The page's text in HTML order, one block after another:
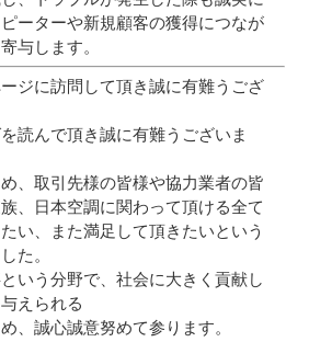
ピーターや新規顧客の獲得につなが
与します。
ジに訪問して頂き誠に有難うござ
読んで頂き誠に有難うございま
、取引先様の皆様や協力業者の皆
、日本空調に関わって頂ける全て
い、また満足して頂きたいという
た。
いう分野で、社会に大きく貢献し
えられる
、誠心誠意努めて参ります。